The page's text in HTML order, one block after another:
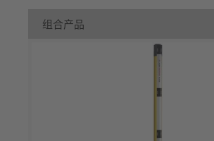
组合产品